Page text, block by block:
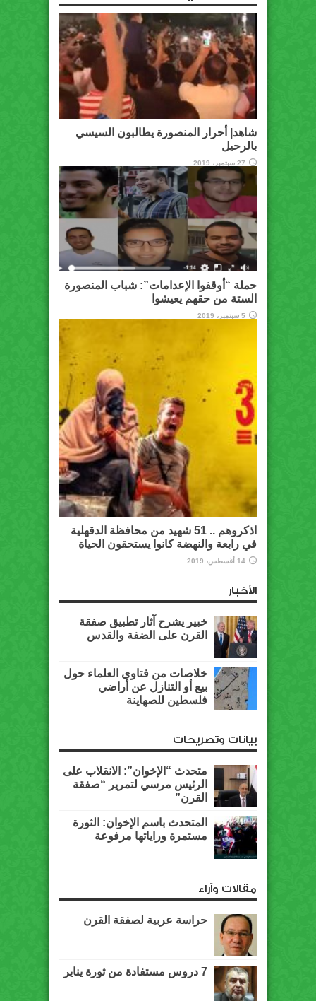
شاهد| أحرار المنصورة يطالبون السيسي
بالرحيل
27 سبتمبر، 2019
حملة “أوقفوا الإعدامات”: شباب المنصورة
الستة من حقهم يعيشوا
5 سبتمبر، 2019
اذكروهم .. 51 شهيد من محافظة الدقهلية
في رابعة والنهضة كانوا يستحقون الحياة
14 أغسطس، 2019
الأخبار
خبير يشرح آثار تطبيق صفقة
القرن على الضفة والقدس
خلاصات من فتاوى العلماء حول
بيع أو التنازل عن أراضي
فلسطين للصهاينة
بيانات وتصريحات
متحدث “الإخوان”: الانقلاب على
الرئيس مرسي لتمرير “صفقة
القرن”
المتحدث باسم الإخوان: الثورة
مستمرة وراياتها مرفوعة
مقالات وآراء
حراسة عربية لصفقة القرن
7 دروس مستفادة من ثورة يناير